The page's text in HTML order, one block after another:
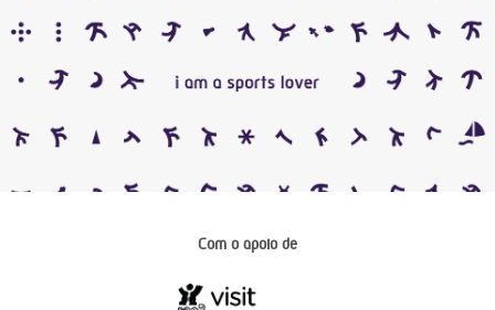
Com o apoio de